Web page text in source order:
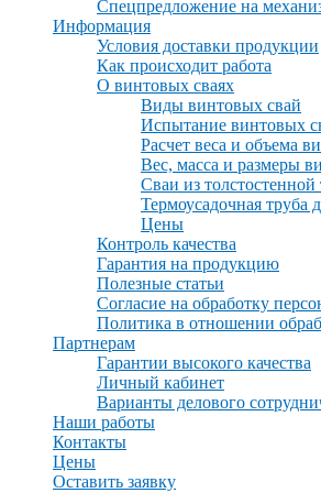
Спецпредложение на
Информация
Условия доставки продукции
Как происходит работа
О винтовых сваях
Виды винтовых свай
Испытание винтовых
Расчет веса и объема
Вес, масса и размеры
Сваи из
Термоусадочная труба
Цены
Контроль качества
Гарантия на продукцию
Полезные статьи
Согласие на обработку
Политика в отношении
Партнерам
Гарантии высокого качества
Личный кабинет
Варианты делового
Наши работы
Контакты
Цены
Оставить заявку